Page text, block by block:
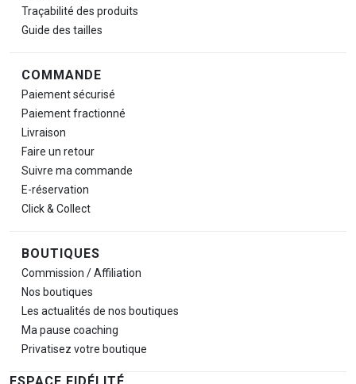
Traçabilité des produits
Guide des tailles
COMMANDE
Paiement sécurisé
Paiement fractionné
Livraison
Faire un retour
Suivre ma commande
E-réservation
Click & Collect
BOUTIQUES
Commission / Affiliation
Nos boutiques
Les actualités de nos boutiques
Ma pause coaching
Privatisez votre boutique